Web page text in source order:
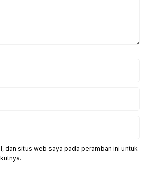
dan situs web saya pada peramban ini untuk